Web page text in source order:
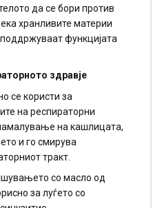
да се бори против
хранливите материи
функцијата
здравје
се користи за
на респираторни
на кашлицата,
и го смирува
тракт.
со масло од
за луѓето со